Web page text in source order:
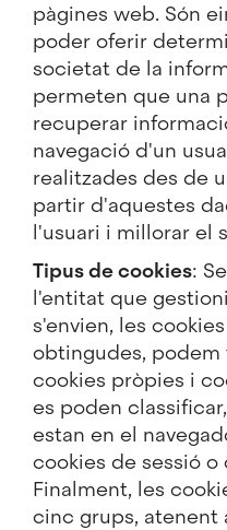
pàgines web. Són
poder oferir
societat de la
permeten que una
recuperar
navegació d'un
realitzades des de
partir d'aquestes
l'usuari i millorar el
Tipus de cookies:
l'entitat que
s'envien, les
obtingudes,
cookies pròpies i
es poden
estan en el
cookies de sessió
Finalment, les
cinc grups, atenent